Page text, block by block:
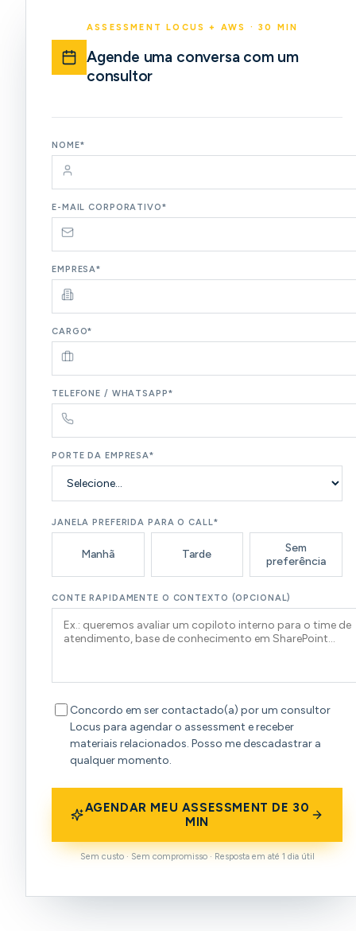
ASSESSMENT LOCUS + AWS · 30 MIN
Agende uma conversa com um
consultor
NOME*
E-MAIL CORPORATIVO*
EMPRESA*
CARGO*
TELEFONE / WHATSAPP*
PORTE DA EMPRESA*
JANELA PREFERIDA PARA O CALL*
Manhã Tarde
Sem
preferência
CONTE RAPIDAMENTE O CONTEXTO (OPCIONAL)
Concordo em ser contactado(a) por um consultor
Locus para agendar o assessment e receber
materiais relacionados. Posso me descadastrar a
qualquer momento.
AGENDAR MEU ASSESSMENT DE 30
MIN
Sem custo · Sem compromisso · Resposta em até 1 dia útil